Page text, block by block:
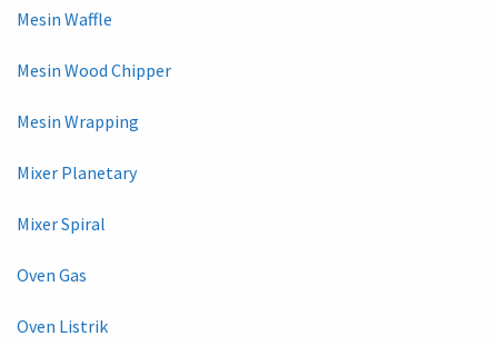
Mesin Waffle
Mesin Wood Chipper
Mesin Wrapping
Mixer Planetary
Mixer Spiral
Oven Gas
Oven Listrik